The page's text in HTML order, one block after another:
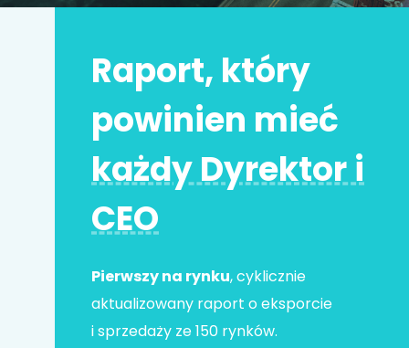
Adres e-mail*
Raport, który
powinien mieć
każdy Dyrektor i
CEO
Pierwszy na rynku, cyklicznie
aktualizowany raport o eksporcie
i sprzedaży ze 150 rynków.